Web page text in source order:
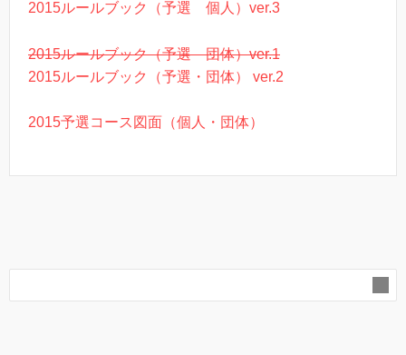
2015ルールブック（予選 個人）ver.3
2015ルールブック（予選 団体）ver.1
2015ルールブック（予選・団体） ver.2
2015予選コース図面（個人・団体）